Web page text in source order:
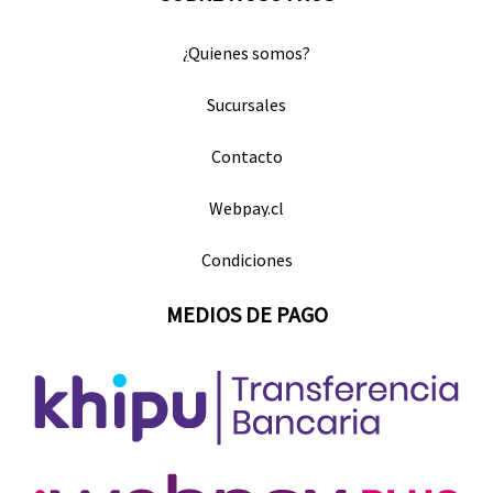
¿Quienes somos?
Sucursales
Contacto
Webpay.cl
Condiciones
MEDIOS DE PAGO